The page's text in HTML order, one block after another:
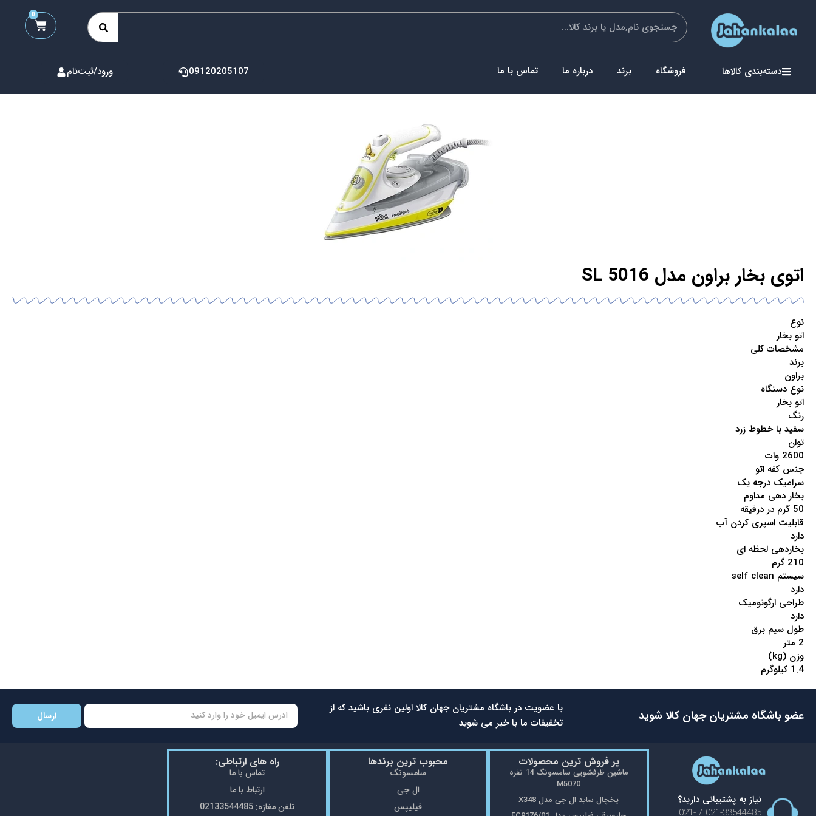
0
دسته‌بندی کالاها فروشگاه برند درباره ما تماس با ما 09120205107 ورود/ثبت‌نام
اتوی بخار براون مدل SL 5016
نوع
اتو بخار
مشخصات کلی
برند
براون
نوع دستگاه
اتو بخار
رنگ
سفید با خطوط زرد
توان
2600 وات
جنس کفه اتو
سرامیک درجه یک
بخار دهی مداوم
50 گرم در درقیقه
قابلیت اسپری کردن آب
دارد
بخاردهی لحظه ای
210 گرم
سیستم self clean
دارد
طراحی ارگونومیک
دارد
طول سیم برق
2 متر
وزن (kg)
1.4 کیلوگرم
عضو باشگاه مشتریان جهان کالا شوید
با عضویت در باشگاه مشتریان جهان کالا اولین نفری باشید که از
تخفیفات ما با خبر می شوید
ارسال
نیاز به پشتیبانی دارید؟
021-33544485 / 021-
پر فروش ترین محصولات
ماشین ظرفشویی سامسونگ 14 نفره
M5070
یخچال ساید ال جی مدل X348
محبوب ترین برندها
سامسونگ
ال جی
فیلیپس
راه های ارتباطی:
تماس با ما
ارتباط با ما
تلفن مغازه: 02133544485